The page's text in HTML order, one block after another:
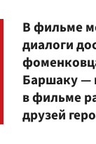
В фильме
диалоги
Баршаку —
в фильме
друзей